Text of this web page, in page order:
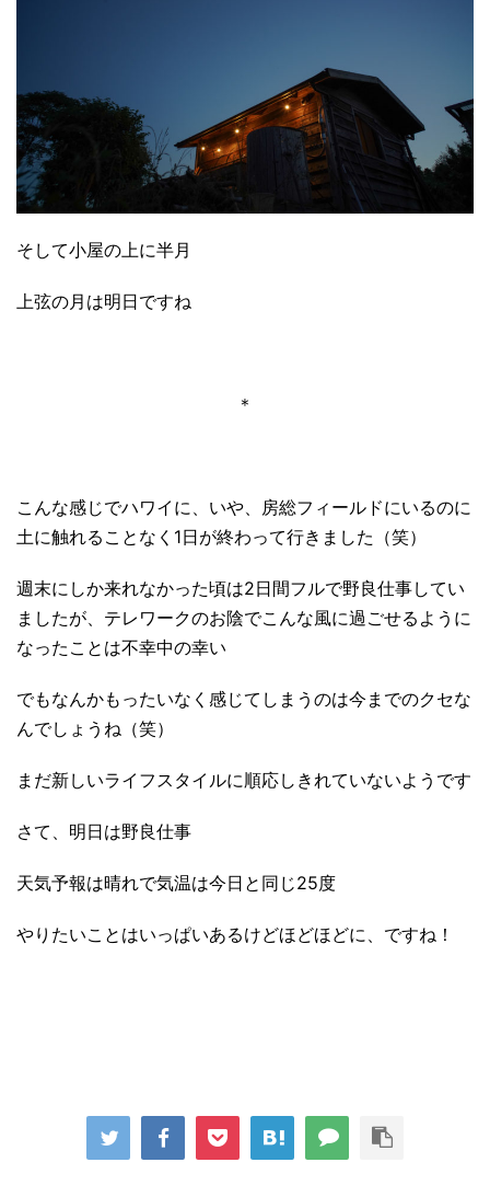
そして小屋の上に半月
上弦の月は明日ですね
＊
こんな感じでハワイに、いや、房総フィールドにいるのに
土に触れることなく1日が終わって行きました（笑）
週末にしか来れなかった頃は2日間フルで野良仕事してい
ましたが、テレワークのお陰でこんな風に過ごせるように
なったことは不幸中の幸い
でもなんかもったいなく感じてしまうのは今までのクセな
んでしょうね（笑）
まだ新しいライフスタイルに順応しきれていないようです
さて、明日は野良仕事
天気予報は晴れで気温は今日と同じ25度
やりたいことはいっぱいあるけどほどほどに、ですね！